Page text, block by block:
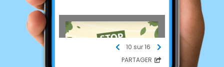
10 sur 16
PARTAGER